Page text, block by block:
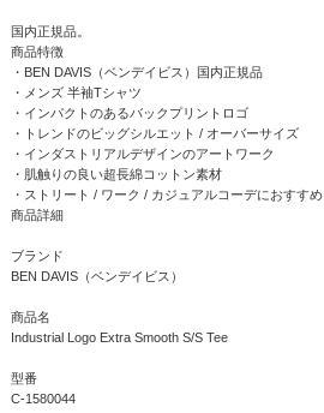
国内正規品。
商品特徴
・BEN DAVIS（ベンデイビス）国内正規品
・メンズ 半袖Tシャツ
・インパクトのあるバックプリントロゴ
・トレンドのビッグシルエット / オーバーサイズ
・インダストリアルデザインのアートワーク
・肌触りの良い超長綿コットン素材
・ストリート / ワーク / カジュアルコーデにおすすめ
商品詳細
ブランド
BEN DAVIS（ベンデイビス）
商品名
Industrial Logo Extra Smooth S/S Tee
型番
C-1580044